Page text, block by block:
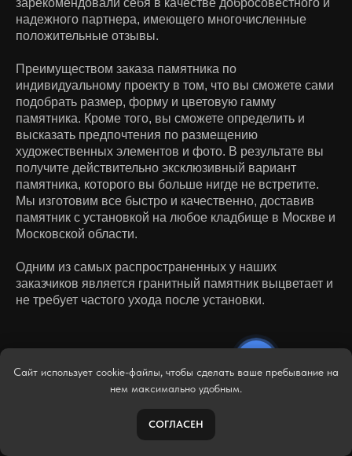
зарекомендовали себя в качестве добросовестного и
надежного партнера, имеющего многочисленные
положительные отзывы.
Преимуществом заказа памятника по
индивидуальному проекту в том, что вы сможете сами
подобрать размер, форму и цветовую гамму
памятника. Кроме того, вы сможете определить и
высказать предпочтения по размещению
художественных элементов и фото. В результате вы
получите действительно эксклюзивный вариант
памятника, которого вы больше нигде не встретите.
Мы изготовим все быстро и качественно, доставив
памятник с установкой на любое кладбище в Москве и
Московской области.
Одним из самых распространенных у наших
заказчиков является гранитный памятник выцветает и
не требует частого ухода после установки.
ВИДЫ КАМНЯ
Сайт использует cookie-файлы, чтобы сделать ваше пребывание на
нем максимально удобным.
СОГЛАСЕН